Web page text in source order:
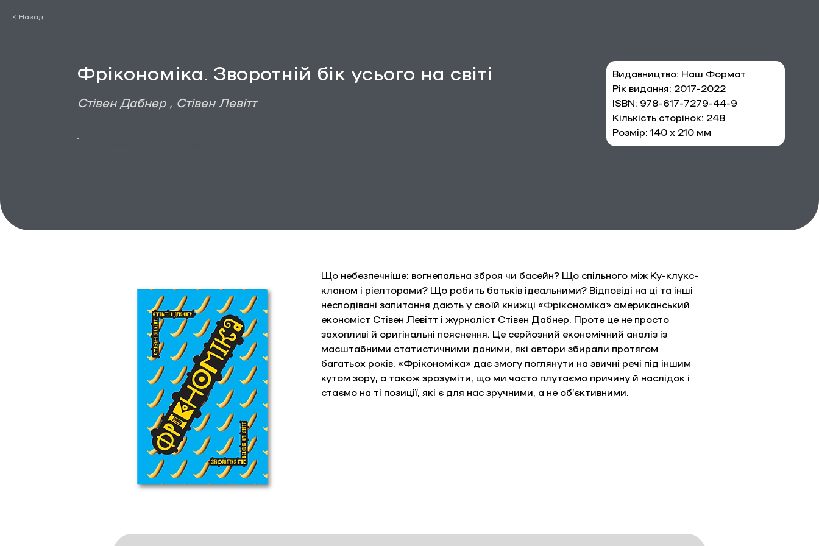
< Назад
Фрікономіка. Зворотній бік усього на світі
Стівен Дабнер , Стівен Левітт
Видавництво: Наш Формат
Рік видання: 2017-2022
ISBN: 978-617-7279-44-9
Кількість сторінок: 248
Розмір: 140 х 210 мм
Що небезпечніше: вогнепальна зброя чи басейн? Що спільного між Ку-клукс-
кланом і ріелторами? Що робить батьків ідеальними? Відповіді на ці та інші
несподівані запитання дають у своїй книжці «Фрікономіка» американський
економіст Стівен Левітт і журналіст Стівен Дабнер. Проте це не просто
захопливі й оригінальні пояснення. Це серйозний економічний аналіз із
масштабними статистичними даними, які автори збирали протягом
багатьох років. «Фрікономіка» дає змогу поглянути на звичні речі під іншим
кутом зору, а також зрозуміти, що ми часто плутаємо причину й наслідок і
стаємо на ті позиції, які є для нас зручними, а не об’єктивними.